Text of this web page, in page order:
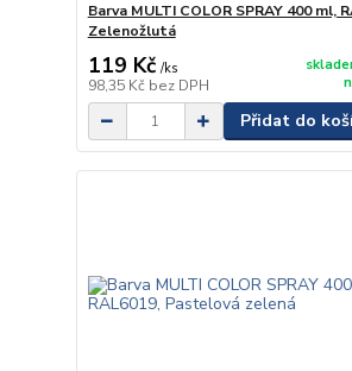
Barva MULTI COLOR SPRAY 400 ml,
Zelenožlutá
119 Kč /ks
98,35 Kč bez DPH
Přidat do